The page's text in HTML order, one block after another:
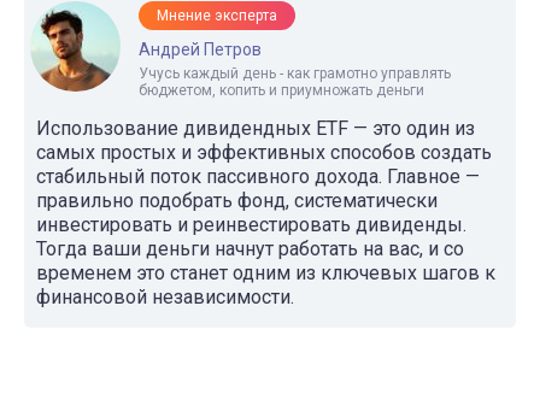
Мнение эксперта
Андрей Петров
Учусь каждый день - как грамотно управлять
бюджетом, копить и приумножать деньги
Использование дивидендных ETF — это один из
самых простых и эффективных способов создать
стабильный поток пассивного дохода. Главное —
правильно подобрать фонд, систематически
инвестировать и реинвестировать дивиденды.
Тогда ваши деньги начнут работать на вас, и со
временем это станет одним из ключевых шагов к
финансовой независимости.